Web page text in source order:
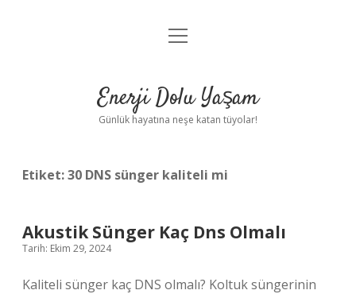
Anasayfa
Yasal Uyarı
menüyü
Enerji Dolu Yaşam
Günlük hayatına neşe katan tüyolar!
Etiket:30 DNS sünger kaliteli mi
Akustik Sünger Kaç Dns Olmalı
Tarih: Ekim 29, 2024
Kaliteli sünger kaç DNS olmalı? Koltuk süngerinin